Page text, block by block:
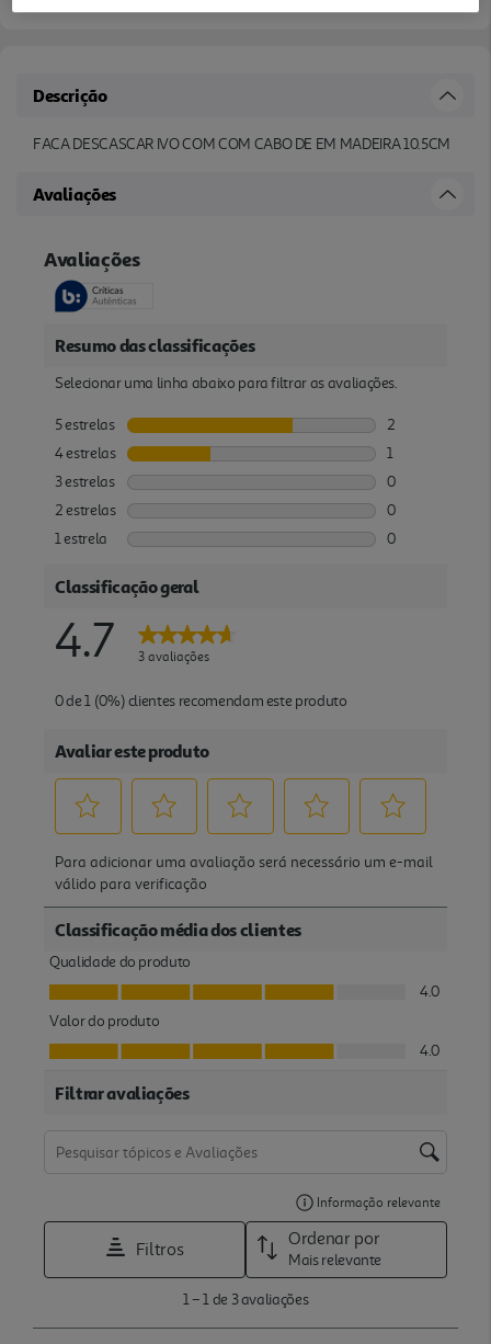
Descrição
FACA DESCASCAR IVO COM COM CABO DE EM MADEIRA 10.5CM
Avaliações